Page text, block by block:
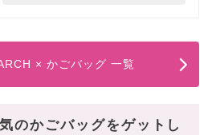
× かごバッグ 一覧
のかごバッグをゲットし